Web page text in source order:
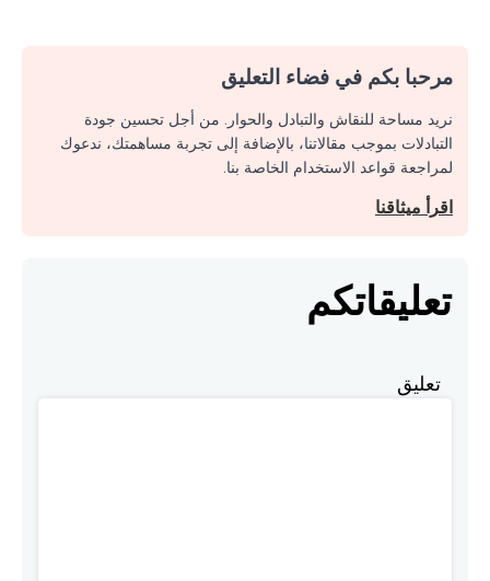
مرحبا بكم في فضاء التعليق
نريد مساحة للنقاش والتبادل والحوار. من أجل تحسين جودة
التبادلات بموجب مقالاتنا، بالإضافة إلى تجربة مساهمتك، ندعوك
لمراجعة قواعد الاستخدام الخاصة بنا.
اقرأ ميثاقنا
تعليقاتكم
تعليق